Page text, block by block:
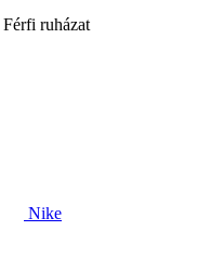
Férfi ruházat
Nike